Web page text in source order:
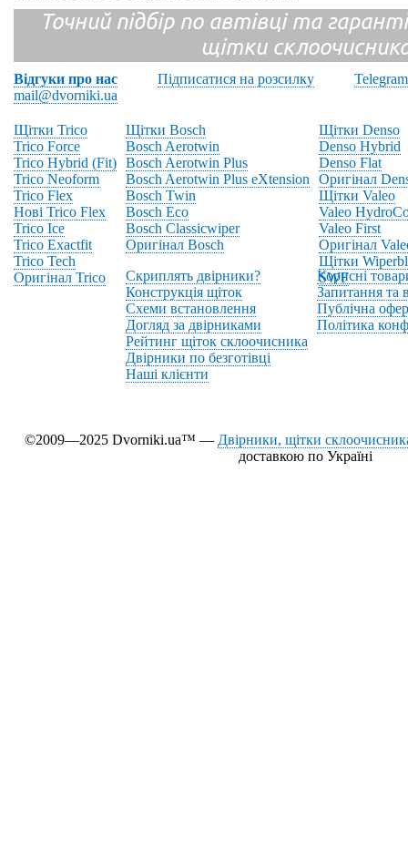
Точний підбір по автівці та
щітки
Відгуки про нас Підписатися на розсилку
Telegram
mail@dvorniki.ua
Щітки Trico
Trico Force
Trico Hybrid (Fit)
Trico Neoform
Trico Flex
Нові Trico Flex
Trico Ice
Trico Exactfit
Trico Tech
Оригінал Trico
Щітки Bosch
Bosch Aerotwin
Bosch Aerotwin Plus
Bosch Aerotwin Plus eXtension
Bosch Twin
Bosch Eco
Bosch Classicwiper
Оригінал Bosch
Щітки Denso
Denso Hybrid
Denso Flat
Оригінал
Щітки Valeo
Valeo
Valeo First
Оригінал
Щітки
SWF
Скриплять двірники?
Конструкція щіток
Схеми встановлення
Догляд за двірниками
Рейтинг щіток склоочисника
Двірники по безготівці
Наші клієнти
Корисні
Запитання та
Публічна
Політика
©2009—2025 Dvorniki.ua™ — Двірники, щітки
доставкою по Україні